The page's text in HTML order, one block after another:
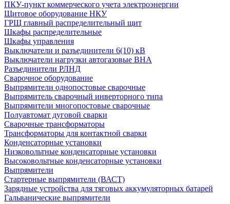
ПКУ-пункт коммерческого учета электроэнергии
Щитовое оборудование НКУ
ГРЩ главный распределительный щит
Шкафы распределительные
Шкафы управления
Выключатели и разъединители 6(10) кВ
Выключатели нагрузки автогазовые ВНА
Разъединители РЛНД
Сварочное оборудование
Выпрямители однопостовые сварочные
Выпрямитель сварочный инверторного типа
Выпрямители многопостовые сварочные
Полуавтомат дуговой сварки
Сварочные трансформаторы
Трансформаторы для контактной сварки
Конденсаторные установки
Низковольтные конденсаторные установки
Высоковольтные конденсаторные установки
Выпрямители
Стартерные выпрямители (ВАСТ)
Зарядные устройства для тяговых аккумуляторных батарей
Гальванические выпрямители